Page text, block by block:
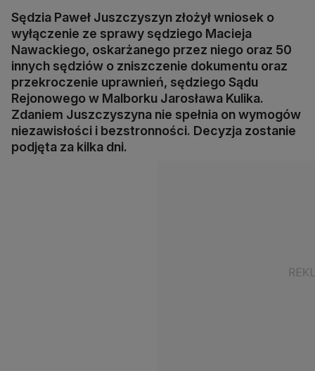
Sędzia Paweł Juszczyszyn złożył wniosek o
wyłączenie ze sprawy sędziego Macieja
Nawackiego, oskarżanego przez niego oraz 50
innych sędziów o zniszczenie dokumentu oraz
przekroczenie uprawnień, sędziego Sądu
Rejonowego w Malborku Jarosława Kulika.
Zdaniem Juszczyszyna nie spełnia on wymogów
niezawisłości i bezstronności. Decyzja zostanie
podjęta za kilka dni.